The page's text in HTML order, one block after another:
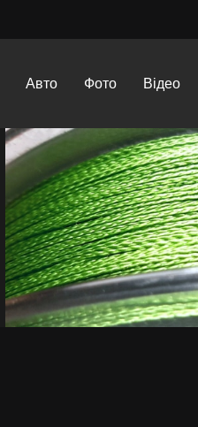
Авто Фото Відео
та різних умов ловлі